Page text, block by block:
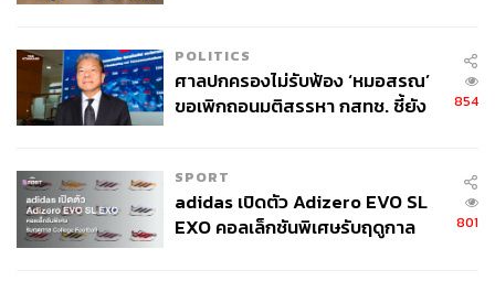
POLITICS
ศาลปกครองไม่รับฟ้อง ‘หมอสรณ’
ขอเพิกถอนมติสรรหา กสทช. ชี้ยัง
854
SPORT
adidas เปิดตัว Adizero EVO SL
EXO คอลเล็กชันพิเศษรับฤดูกาล
801